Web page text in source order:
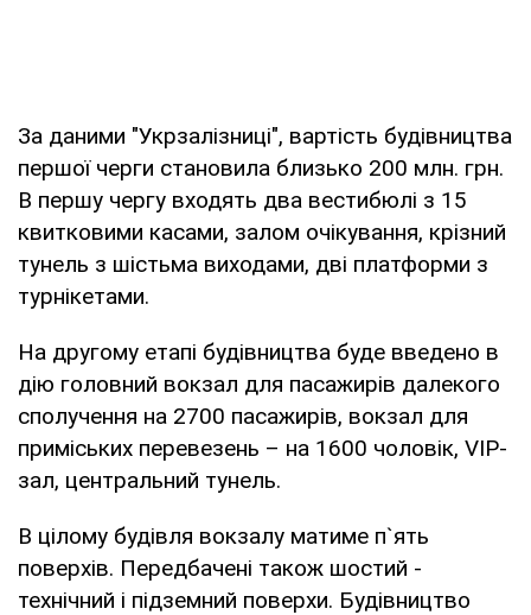
За даними "Укрзалізниці", вартість будівництва
першої черги становила близько 200 млн. грн.
В першу чергу входять два вестибюлі з 15
квитковими касами, залом очікування, крізний
тунель з шістьма виходами, дві платформи з
турнікетами.
На другому етапі будівництва буде введено в
дію головний вокзал для пасажирів далекого
сполучення на 2700 пасажирів, вокзал для
приміських перевезень – на 1600 чоловік, VIP-
зал, центральний тунель.
В цілому будівля вокзалу матиме п`ять
поверхів. Передбачені також шостий -
технічний і підземний поверхи. Будівництво